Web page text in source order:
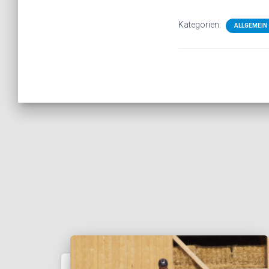
Kategorien: ALLGEMEIN